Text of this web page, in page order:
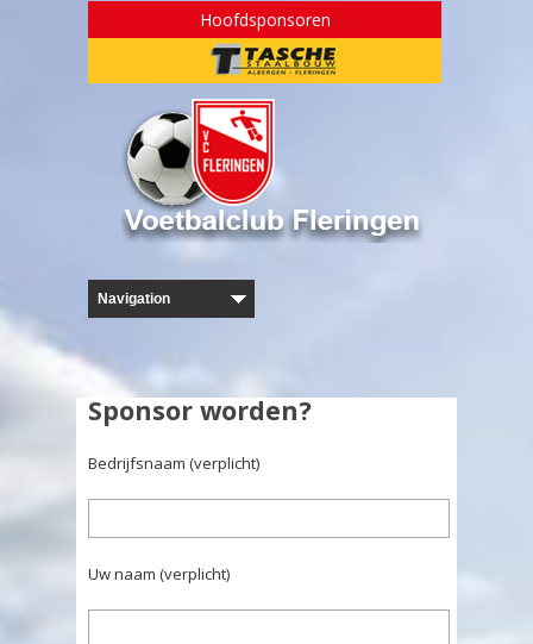
Hoofdsponsoren
Sponsor worden?
Bedrijfsnaam (verplicht)
Uw naam (verplicht)